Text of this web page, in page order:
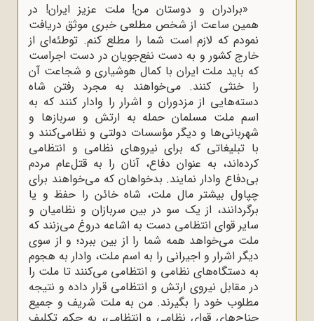
«برادران و دوستان من! ملت عزیز ایران! در
همین ساعت از شخص مطلعی خبری موثق دریافت
نمودم که لازم است شما را مطلع کنم. توطئه‌ای از
خارج کشور و به دست نفع‌جویان در دست اجراست
که باید ملت ایران با کمال هوشیاری و شجاعت آن
را خنثی کنند. می‌خواهند به مجرد رفتن شاه
دسته‌هایی از مزدوران و اشرار را وادار کنند که به
اسم ملت مسلمان حمله به ارتش و سربازها و
شهربانی‌ها و دیگر مؤسسات دولتی و نظامی‌کنند و
با تبلیغاتی که برای نیروهای نظامی و انتظامی
کرده‌اند، به عنوان دفاع، آنان را به قتل‌عام مردم
بی‌دفاع وادار نمایند. بدخواهان که می‌خواهند برای
چپاول بیشتر مال ملت، شاه خائن را حفظ و یا
برگردانند، از یک سو در بین سربازان و نظامیان و
سایر قوای انتظامی دست به اشاعه دروغ می‌زنند که
ملت می‌خواهد همه شما را از بین ببرد؛ و از سوی
دیگر اشرار و اجیرانی را به اسم ملت، وادار به هجوم
به دستگاه‌های نظامی و انتظامی می‌کنند تا ملت را
در مقابل نیروی ارتش و انتظامی قرار داده و نتیجه
مطلوب خود را بگیرند. من به ملت شریف و جمیع